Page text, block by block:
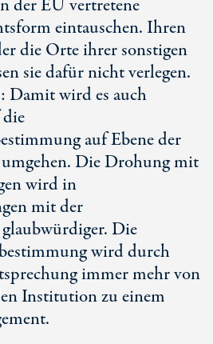
der EU vertretene
eintauschen. Ihren
die Orte ihrer sonstigen
sie dafür nicht verlegen.
Damit wird es auch
auf Ebene der
Die Drohung mit
wird in
mit der
Die
wird durch
immer mehr von
Institution zu einem